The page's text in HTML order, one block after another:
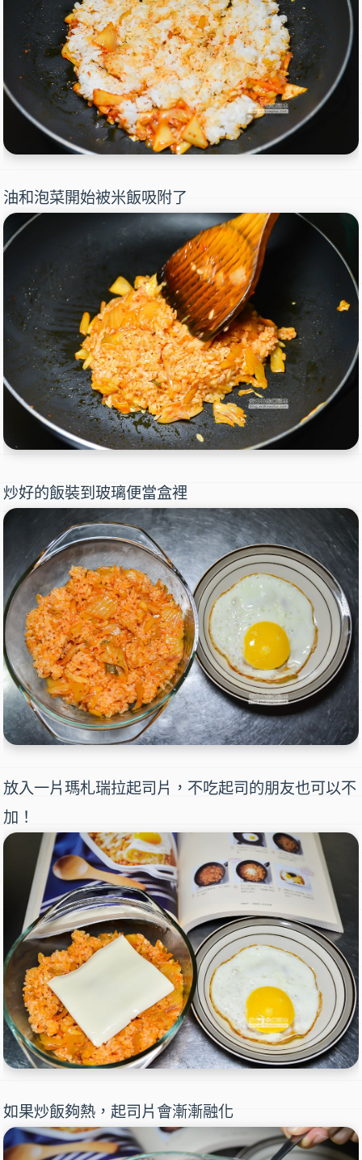
油和泡菜開始被米飯吸附了
炒好的飯裝到玻璃便當盒裡
放入一片瑪札瑞拉起司片，不吃起司的朋友也可以不
加！
如果炒飯夠熱，起司片會漸漸融化